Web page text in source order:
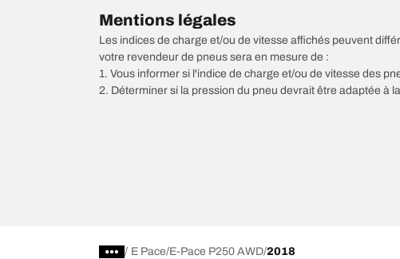
Mentions légales
Les indices de charge et/ou de vitesse affichés peuvent
votre revendeur de pneus sera en mesure de :
1. Vous informer si l'indice de charge et/ou de vitesse des
2. Déterminer si la pression du pneu devrait être adaptée à
/ E Pace E-Pace P250 AWD 2018